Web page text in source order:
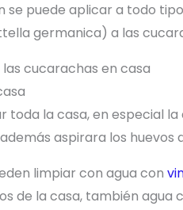
se puede aplicar a todo
germanica) a las
cucarachas en casa
toda la casa, en especial
aspirara los huevos
limpiar con agua con
de la casa, también agua